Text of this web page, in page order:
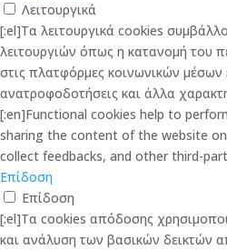
Λειτουργικά
[:el]Τα λειτουργικά cookies
λειτουργιών όπως η κατανομή του
στις πλατφόρμες κοινωνικών
ανατροφοδοτήσεις και άλλα
[:en]Functional cookies help to
sharing the content of the website
collect feedbacks, and other third-
Επίδοση
Επίδοση
[:el]Τα cookies απόδοσης
και ανάλυση των βασικών δεικτών